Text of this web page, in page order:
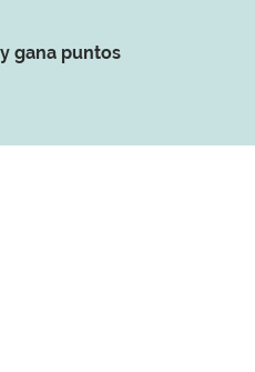
gana puntos